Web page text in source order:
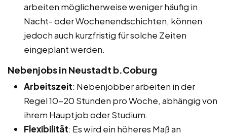
arbeiten möglicherweise weniger häufig in
Nacht- oder Wochenendschichten, können
jedoch auch kurzfristig für solche Zeiten
eingeplant werden.
Nebenjobs in Neustadt b.Coburg
Arbeitszeit: Nebenjobber arbeiten in der
Regel 10-20 Stunden pro Woche, abhängig von
ihrem Hauptjob oder Studium.
Flexibilität: Es wird ein höheres Maß an